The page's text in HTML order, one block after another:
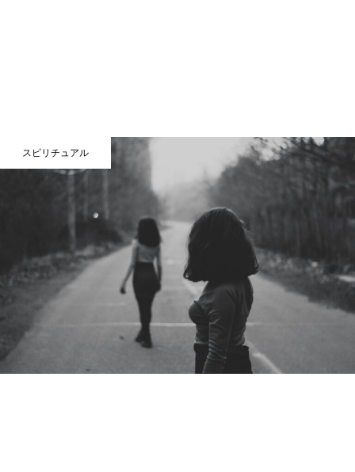
スピリチュアル